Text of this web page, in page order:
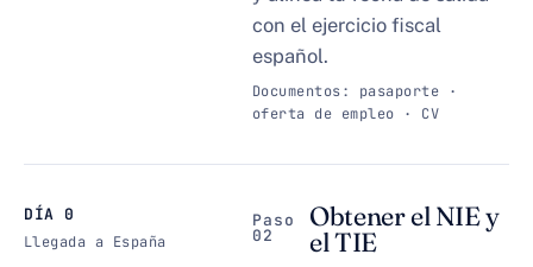
con el ejercicio fiscal
español.
Documentos: pasaporte ·
oferta de empleo · CV
DÍA 0
Llegada a España
Paso
02
Obtener el NIE y
el TIE